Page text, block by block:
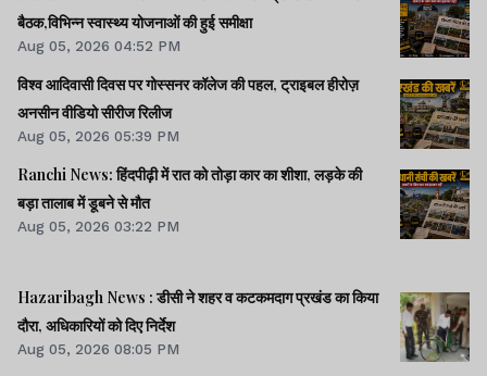
बैठक,विभिन्न स्वास्थ्य योजनाओं की हुई समीक्षा
Aug 05, 2026 04:52 PM
विश्व आदिवासी दिवस पर गोस्सनर कॉलेज की पहल, ट्राइबल हीरोज़
अनसीन वीडियो सीरीज रिलीज
Aug 05, 2026 05:39 PM
Ranchi News: हिंदपीढ़ी में रात को तोड़ा कार का शीशा, लड़के की
बड़ा तालाब में डूबने से मौत
Aug 05, 2026 03:22 PM
Hazaribagh News : डीसी ने शहर व कटकमदाग प्रखंड का किया
दौरा, अधिकारियों को दिए निर्देश
Aug 05, 2026 08:05 PM